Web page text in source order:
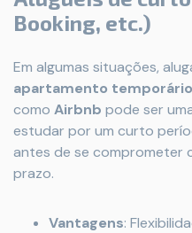
Booking, etc.)
Em algumas situações,
apartamento temporário
como Airbnb pode ser
estudar por um curto
antes de se comprometer
prazo.
Vantagens: